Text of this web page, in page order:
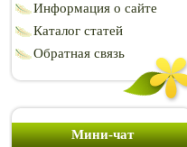
Информация о сайте
Каталог статей
Обратная связь
Мини-чат